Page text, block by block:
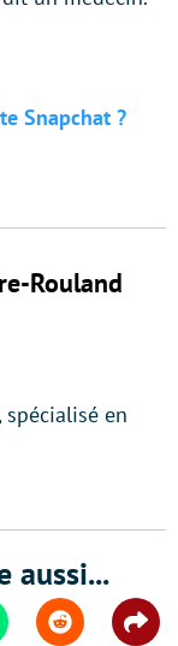
Snapchat ?
Rouland
en
aussi...
Reddit